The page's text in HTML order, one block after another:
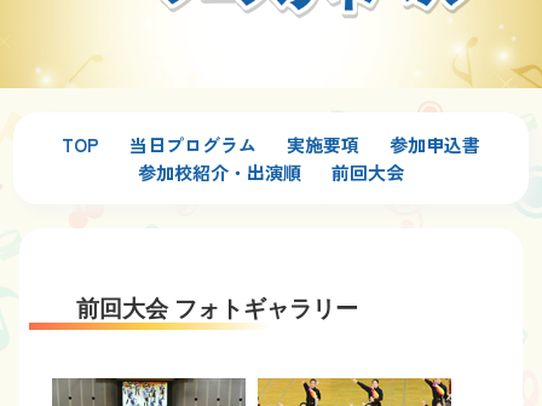
TOP 当日プログラム 実施要項
参加申込書
参加校紹介・出演順
前回大会
前回大会 フォトギャラリー